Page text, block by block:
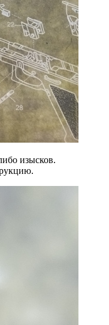
изысков.